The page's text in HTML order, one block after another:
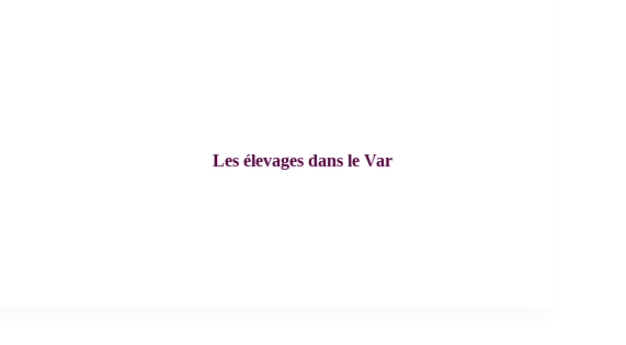
Les élevages dans le Var